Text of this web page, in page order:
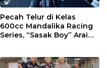
Pecah Telur di Kelas
600cc Mandalika Racing
Series, “Sasak Boy” Arai